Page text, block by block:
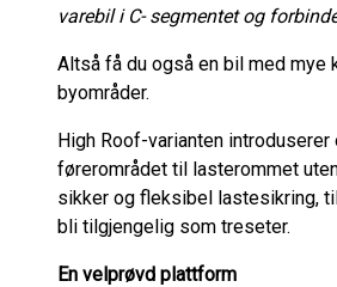
varebil i C- segmentet og
Altså få du også en bil med
byområder.
High Roof-varianten
førerområdet til lasterommet
sikker og fleksibel lastesikring,
bli tilgjengelig som treseter.
En velprøvd plattform